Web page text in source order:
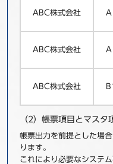
ABC株式会社
ABC株式会社
ABC株式会社
（2）帳票項目とマスタ
帳票出力を前提とした場
ります。
これにより必要なシステ